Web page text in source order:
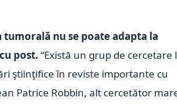
tumorală nu se poate adapta la
post.“Există un grup de cercetare
ştiinţifice în reviste importante cu
Patrice Robbin, alt cercetător